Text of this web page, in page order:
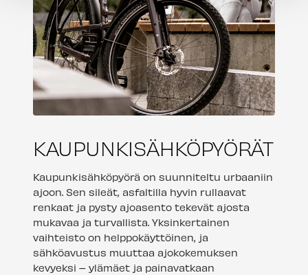
KAUPUNKISÄHKÖPYÖRÄT
Kaupunkisähköpyörä on suunniteltu urbaaniin
ajoon. Sen sileät, asfaltilla hyvin rullaavat
renkaat ja pysty ajoasento tekevät ajosta
mukavaa ja turvallista. Yksinkertainen
vaihteisto on helppokäyttöinen, ja
sähköavustus muuttaa ajokokemuksen
kevyeksi – ylämäet ja painavatkaan